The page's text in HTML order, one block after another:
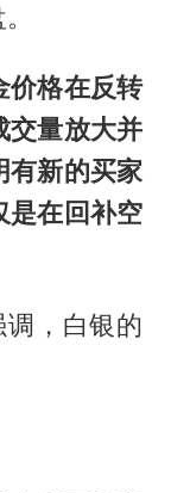
价格在反转
交量放大并
有新的买家
是在回补空
，白银的